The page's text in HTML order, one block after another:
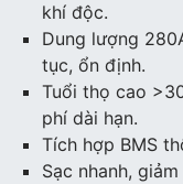
khí độc.
Dung lượng
tục, ổn định.
Tuổi thọ cao
phí dài hạn.
Tích hợp BMS
Sạc nhanh,